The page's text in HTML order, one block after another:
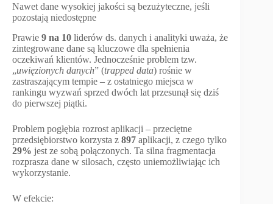
Nawet dane wysokiej jakości są bezużyteczne, jeśli
pozostają niedostępne
Prawie 9 na 10 liderów ds. danych i analityki uważa, że
zintegrowane dane są kluczowe dla spełnienia
oczekiwań klientów. Jednocześnie problem tzw.
„uwięzionych danych” (trapped data) rośnie w
zastraszającym tempie – z ostatniego miejsca w
rankingu wyzwań sprzed dwóch lat przesunął się dziś
do pierwszej piątki.
Problem pogłębia rozrost aplikacji – przeciętne
przedsiębiorstwo korzysta z 897 aplikacji, z czego tylko
29% jest ze sobą połączonych. Ta silna fragmentacja
rozprasza dane w silosach, często uniemożliwiając ich
wykorzystanie.
W efekcie: